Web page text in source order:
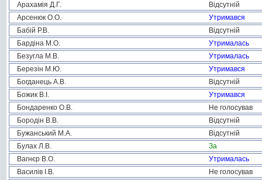
Арахамія Д.Г.
Відсутній
Арсенюк О.О.
Утримався
Бабій Р.В.
Відсутній
Бардіна М.О.
Утрималась
Безугла М.В.
Утрималась
Березін М.Ю.
Утримався
Богданець А.В.
Відсутній
Божик В.І.
Утримався
Бондаренко О.В.
Не голосував
Бородін В.В.
Відсутній
Бужанський М.А.
Відсутній
Булах Л.В.
За
Вагнєр В.О.
Утрималась
Василів І.В.
Не голосував